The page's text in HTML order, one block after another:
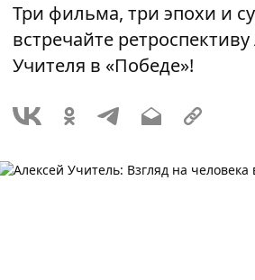
Три фильма, три эпохи и
встречайте
Учителя в «Победе»!